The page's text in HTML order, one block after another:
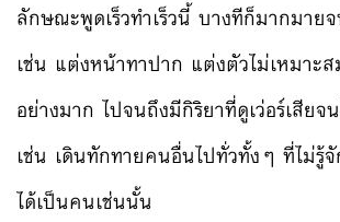
ลักษณะพูดเร็วทำเร็วนี้ บางทีก็มากมาย
เช่น แต่งหน้าทาปาก แต่งตัวไม่เหมาะ
อย่างมาก ไปจนถึงมีกิริยาที่ดูเว่อร์เสียจ
เช่น เดินทักทายคนอื่นไปทั่วทั้งๆ ที่ไม่รู้
ได้เป็นคนเช่นนั้น